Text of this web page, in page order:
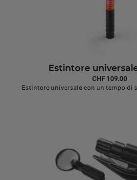
Estintore
CHF 109.00
Estintore universale con un tempo di